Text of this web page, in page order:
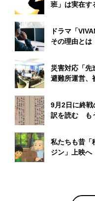
班」は実在す
ドラマ「
その理由と
災害対応「
避難所運営、
9月2日に終
訳を読む も
私たちも昔
ジン」上映へ